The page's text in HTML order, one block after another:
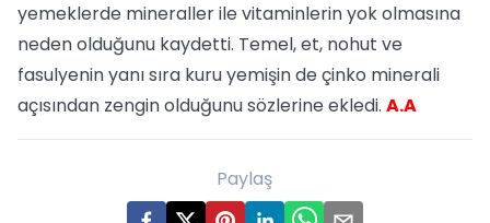
yemeklerde mineraller ile vitaminlerin yok olmasına
neden olduğunu kaydetti. Temel, et, nohut ve
fasulyenin yanı sıra kuru yemişin de çinko minerali
açısından zengin olduğunu sözlerine ekledi. A.A
Paylaş